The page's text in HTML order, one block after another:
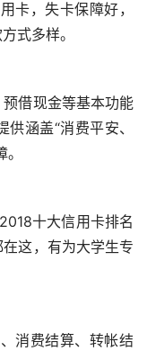
卡，失卡保障好，
式多样。
预借现金等基本功能
涵盖“消费平安、
十大信用卡排名
这，有为大学生专
消费结算、转帐结